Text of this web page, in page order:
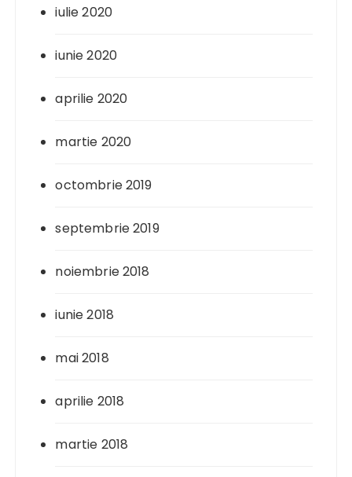
iulie 2020
iunie 2020
aprilie 2020
martie 2020
octombrie 2019
septembrie 2019
noiembrie 2018
iunie 2018
mai 2018
aprilie 2018
martie 2018